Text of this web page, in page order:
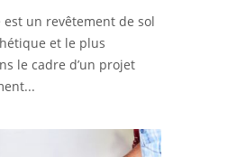
est un revêtement de sol
et le plus
le cadre d’un projet